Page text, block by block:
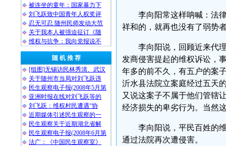
被连坐的童年：国家暴力下
刘飞跃致中国青年人权奖评
忍无可忍 随州民师发动大范
关于我本人被强迫征订《随
维权与抗争：我向党报说不
随 机 推 荐
[组图]无锡访民林秀清、武汉
关于随州市当局对刘飞跃违
民生观察电子报(2008年5月第
亚洲时报在线对刘飞跃等的
刘飞跃：维权村民遭遇“协
近期媒体引述民生观察的一
民生观察关于近期湖北省解
民生观察电子报(2008年6月第
法广：《中国民生观察室》
李向阳常这样呐喊：法
祥和的，就再也没有了弱势
李向阳说，回顾近来代
发商侵害提起的维权诉讼，
年多的前不久，有五户的案
沂水县法院立案庭经过五天
又说这案子不属于他们管辖
经济损失的卑劣行为。当然
李向阳说，平民百姓的
通过法院再次遭侵害。